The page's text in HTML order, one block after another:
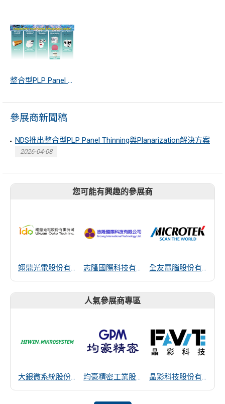
參展商新聞稿
NDS推出整合型PLP Panel Thinning與Planarization解決方案
2026-04-08
您可能有興趣的參展商
翊鼎光電股份有限公司 志隆國際科技有限公司 全友電腦股份有限公司
人氣參展商專區
大銀微系統股份有限公司 均豪精密工業股份有限公司 晶彩科技股份有限公司